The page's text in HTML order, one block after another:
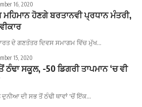
16, 2020
ਹੋਣਗੇ ਬਰਤਾਨਵੀ ਪ੍ਰਧਾਨ ਮੰਤਰੀ,
ਦੇ ਗਣਤੰਤਰ ਦਿਵਸ ਸਮਾਗਮ ਵਿੱਚ ਮੁੱਖ…
15, 2020
ਸਕੂਲ, -50 ਡਿਗਰੀ ਤਾਪਮਾਨ ‘ਚ ਵੀ
ਦੀ ਸਭ ਤੋਂ ਠੰਢੀ ਥਾਵਾਂ 'ਚੋਂ ਇੱਕ…